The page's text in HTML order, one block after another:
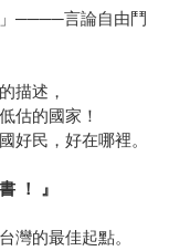
」────言論自由鬥
描述，
估的國家！
好民，好在哪裡。
！ 』
灣的最佳起點。